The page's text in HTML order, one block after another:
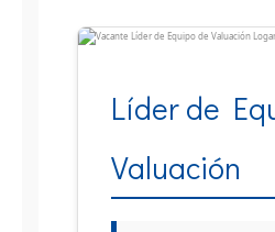
Líder de
Valuación